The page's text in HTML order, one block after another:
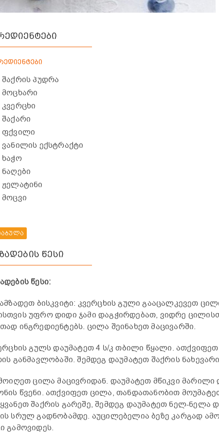
შაქრის პუდრა
მოცხარი
კვერცხი
შაქარი
ფქვილი
ვანილის ექსტრაქტი
ხაჭო
ნაღები
ჟელატინი
მოცვი
წესი
წესი:
ბისკვიტი: კვერცხის გული გააცალკევეთ
უფრო დიდი ჯამი დაგჭირდებათ, ვიდრე
ინგრედიენტებს. ცილა შეინახეთ მაცივარში.
გულს დაუმატეთ 4 ს/კ თბილი წყალი.
განმავლობაში. შემდეგ დაუმატეთ შაქრის
ცილა მაცივრიდან. დაუმატეთ მწიკვი მარილი
წვენი. ათქვიფეთ ცილა, თანდათანობით
შაქრის გარეშე, შემდეგ დაუმატეთ ნელ-ნელა
სრულ გადნობამდე. აუცილებელია ბეზე კარგად
გამოვიდეს.